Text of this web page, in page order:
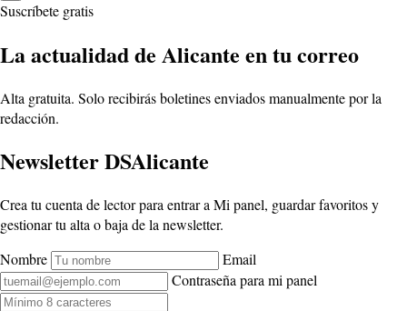
Suscríbete gratis
La actualidad de Alicante en tu correo
Alta gratuita. Solo recibirás boletines enviados manualmente por la
redacción.
Newsletter DSAlicante
Crea tu cuenta de lector para entrar a Mi panel, guardar favoritos y
gestionar tu alta o baja de la newsletter.
Nombre
Email
Contraseña para mi panel